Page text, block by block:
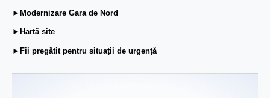
►Modernizare Gara de Nord
►Hartă site
►Fii pregătit pentru situații de urgență